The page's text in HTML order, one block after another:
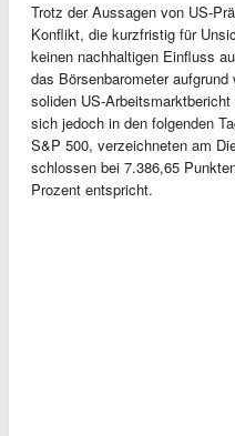
Trotz der Aussagen von US-
Konflikt, die kurzfristig für
keinen nachhaltigen Einfluss
das Börsenbarometer
soliden US-
sich jedoch in den folgenden
S&P 500, verzeichneten am
schlossen bei 7.386,65
Prozent entspricht.